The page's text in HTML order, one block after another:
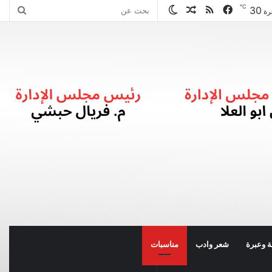
الوضع مقال ملخص
فيسبوك 30
℃
وعبرة شعر وادب مناسبات